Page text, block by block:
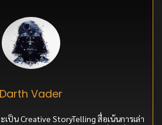
Darth Vader
เป็น Creative StoryTelling สื่อเน้นการเล่า